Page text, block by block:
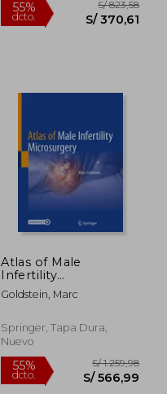
Atlas of Male
Infertility
Microsurgery (en
Inglés)
Goldstein, Marc
Springer, Tapa Dura,
Nuevo